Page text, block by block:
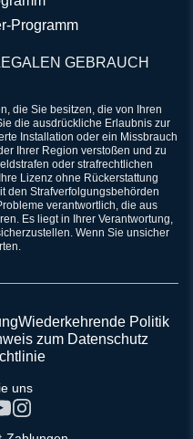
Programm
GEBRAUCH
die Sie besitzen, die von Ihren
die ausdrückliche Erlaubnis zur
Installation oder ein Missbrauch
Ihrer Region verstoßen und zu
oder strafrechtlichen
Lizenz ohne Rückerstattung
den Strafverfolgungsbehörden
verantwortlich, die aus
Es liegt in Ihrer Verantwortung,
Wenn Sie unsicher
Wiederkehrende Politik
zum Datenschutz
uns